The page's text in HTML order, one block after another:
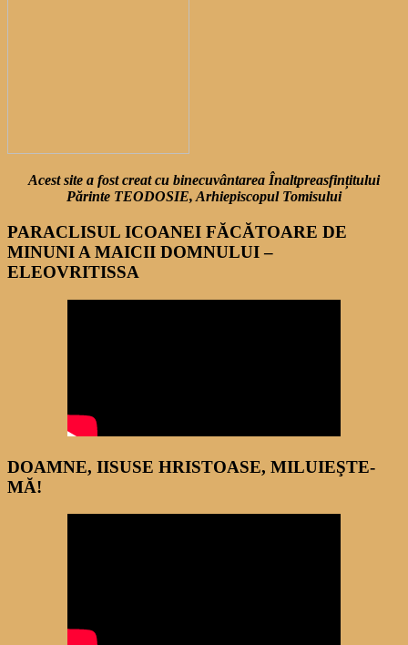
Acest site a fost creat cu binecuvântarea Înaltpreasfințitului
Părinte TEODOSIE, Arhiepiscopul Tomisului
PARACLISUL ICOANEI FĂCĂTOARE DE
MINUNI A MAICII DOMNULUI –
ELEOVRITISSA
DOAMNE, IISUSE HRISTOASE, MILUIEŞTE-
MĂ!